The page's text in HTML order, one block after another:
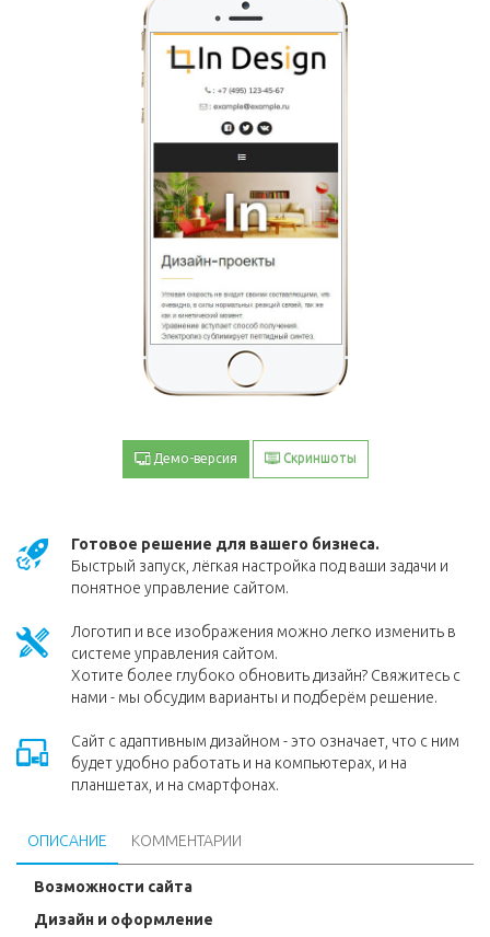
Демо-версия Скриншоты
Готовое решение для вашего бизнеса.
Быстрый запуск, лёгкая настройка под ваши задачи и
понятное управление сайтом.
Логотип и все изображения можно легко изменить в
системе управления сайтом.
Хотите более глубоко обновить дизайн? Свяжитесь с
нами - мы обсудим варианты и подберём решение.
Сайт с адаптивным дизайном - это означает, что с ним
будет удобно работать и на компьютерах, и на
планшетах, и на смартфонах.
ОПИСАНИЕ КОММЕНТАРИИ
Возможности сайта
Дизайн и оформление